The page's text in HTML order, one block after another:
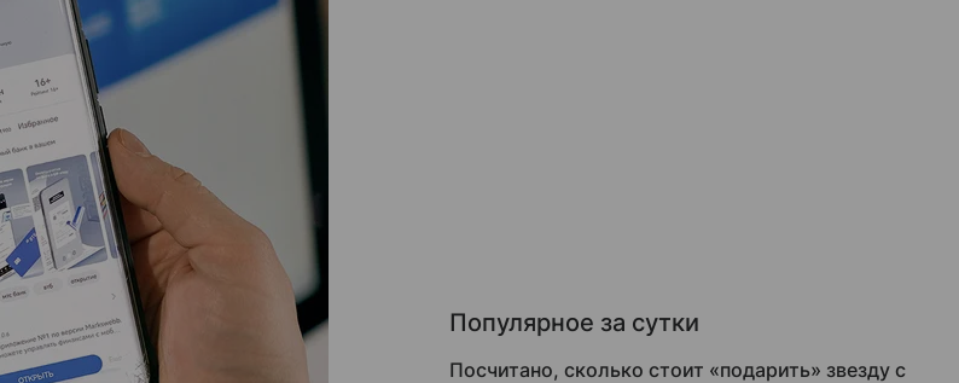
Популярное за сутки
Посчитано, сколько стоит «подарить» звезду с